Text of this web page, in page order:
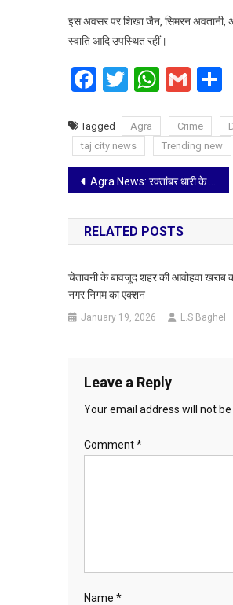
इस अवसर पर शिखा जैन, सिमरन अवतानी,
स्वाति आदि उपस्थित रहीं।
Facebook
Twitter
Tagged Agra Crime
taj city news
Trending new
Post
navigation
Agra News: रक्तांबर धारी के रूप में गजानन ने दिए दर्शन, 100 किलो का मोदक बना आकर्षण का केंद्र
RELATED POSTS
चेतावनी के बावजूद शहर की आवोहवा खराब
नगर निगम का एक्शन
January 19, 2026 L.S Baghel
Leave a Reply
Your email address will not be
Comment*
Name *